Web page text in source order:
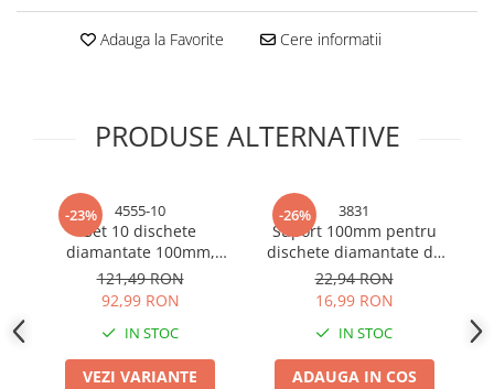
Maturi, Mopuri si galeti
Cutii postale
Benzi LED
Accesorii corpuri de iluminat
Accesorii prelungitoare
Accesorii prize si intrerupatoare
Aplice fatada
Aplice si plafoniere
Adauga la Favorite Cere informatii
PRODUSE ALTERNATIVE
-23% 4555-10
Set 10 dischete
diamantate 100mm,
P100, de slefuit ceramica,
faianta, gresie, pentru
4555
121,49 RON
92,99 RON
IN STOC
VEZI VARIANTE
-26% 3831
Suport 100mm pentru
dischete diamantate de
slefuit gresie, pentru
polizor unghiular, AVI-
22,94 RON
16,99 RON
IN STOC
ADAUGA IN COS